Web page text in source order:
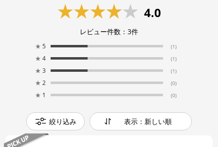
4.0
レビュー件数： 3件
★ 5 (1)
★ 4 (1)
★ 3 (1)
★ 2 (0)
★ 1 (0)
絞り込み 表示：新しい順